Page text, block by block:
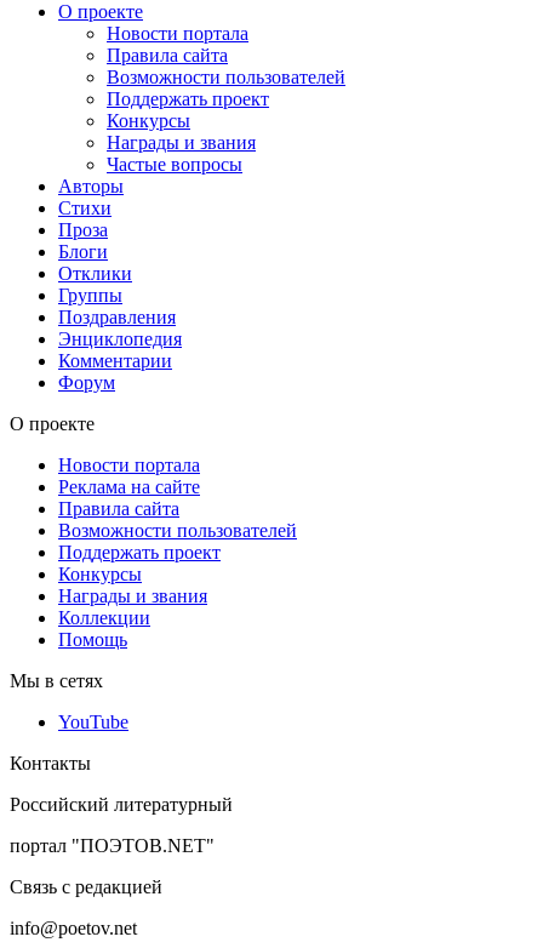
О проекте
Новости портала
Правила сайта
Возможности пользователей
Поддержать проект
Конкурсы
Награды и звания
Частые вопросы
Авторы
Стихи
Проза
Блоги
Отклики
Группы
Поздравления
Энциклопедия
Комментарии
Форум
О проекте
Новости портала
Реклама на сайте
Правила сайта
Возможности пользователей
Поддержать проект
Конкурсы
Награды и звания
Коллекции
Помощь
Мы в сетях
YouTube
Контакты
Российский литературный
портал "ПОЭТОВ.NET"
Связь с редакцией
info@poetov.net